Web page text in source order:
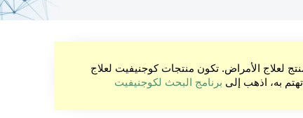
لعلاج الأمراض. تكون منتجات كوجنيفيت لعلاج
به، اذهب إلى برنامج البحث لكوجنيفيت